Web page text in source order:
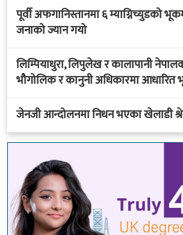
पूर्वी अफगानिस्तानमा ६ म्याग्निच्युडको
जनाको ज्यान गयो
लिम्पियाधुरा, लिपुलेख र कालापानी
भौगोलिक र कानुनी अधिकारमा आधारित
जेनजी आन्दोलनमा निधन भएका खेलाडी